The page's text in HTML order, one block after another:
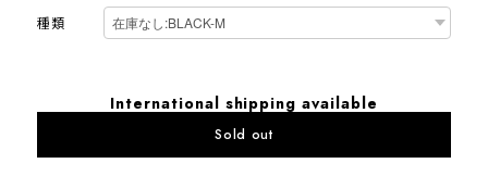
種類
International shipping available
Sold out